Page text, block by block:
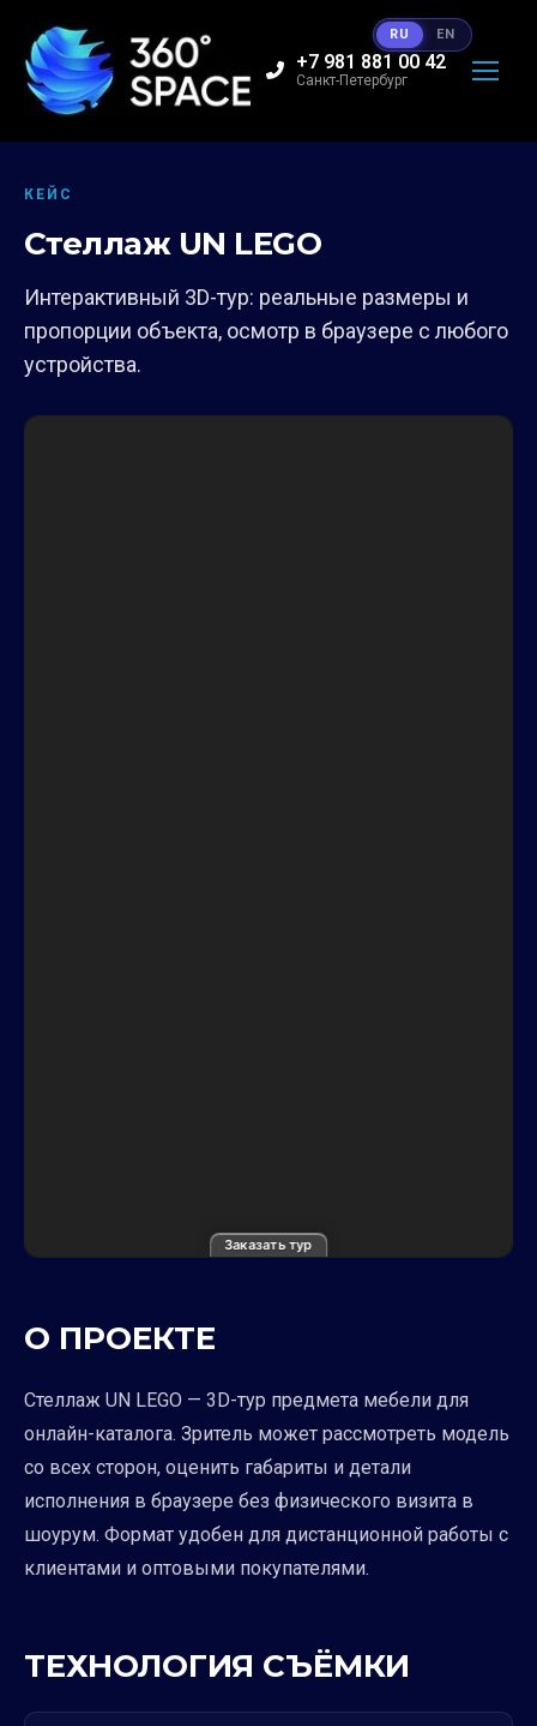
+7 981 881 00 42
Санкт-Петербург
КЕЙС
Стеллаж UN LEGO
Интерактивный 3D-тур: реальные размеры и
пропорции объекта, осмотр в браузере с любого
устройства.
Заказать тур
О ПРОЕКТЕ
Стеллаж UN LEGO — 3D-тур предмета мебели для
онлайн-каталога. Зритель может рассмотреть модель
со всех сторон, оценить габариты и детали
исполнения в браузере без физического визита в
шоурум. Формат удобен для дистанционной работы с
клиентами и оптовыми покупателями.
ТЕХНОЛОГИЯ СЪЁМКИ
RU EN